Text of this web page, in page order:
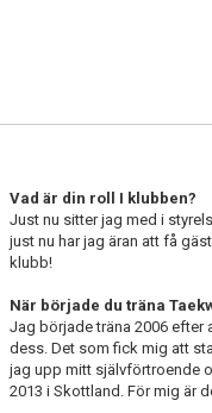
Vad är din roll I klubben?
Just nu sitter jag med i
just nu har jag äran att få
klubb!
När började du träna
Jag började träna 2006 efter
dess. Det som fick mig att
jag upp mitt självförtroende
2013 i Skottland. För mig är